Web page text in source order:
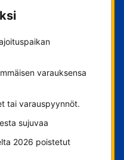
varauksensa
tai varauspyynnöt.
sujuvaa
2026 poistetut